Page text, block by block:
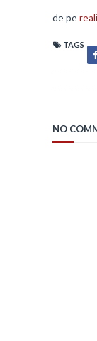
de pe
TAGS
NO